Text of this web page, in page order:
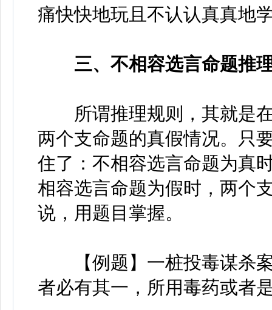
痛快快地玩且不认认真真地
三、不相容选言命题推
所谓推理规则，其就是在
两个支命题的真假情况。只
住了：不相容选言命题为真
相容选言命题为假时，两个
说，用题目掌握。
【例题】一桩投毒谋杀案
者必有其一，所用毒药或者